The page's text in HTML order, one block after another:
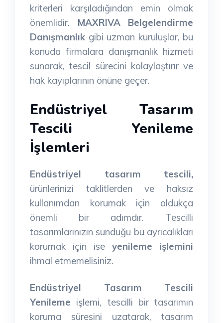
kriterleri karşıladığından emin olmak
önemlidir. MAXRIVA Belgelendirme
Danışmanlık gibi uzman kuruluşlar, bu
konuda firmalara danışmanlık hizmeti
sunarak, tescil sürecini kolaylaştırır ve
hak kayıplarının önüne geçer.
Endüstriyel Tasarım
Tescili Yenileme
İşlemleri
Endüstriyel tasarım tescili,
ürünlerinizi taklitlerden ve haksız
kullanımdan korumak için oldukça
önemli bir adımdır. Tescilli
tasarımlarınızın sunduğu bu ayrıcalıkları
korumak için ise yenileme işlemini
ihmal etmemelisiniz.
Endüstriyel Tasarım Tescili
Yenileme işlemi, tescilli bir tasarımın
koruma süresini uzatarak, tasarım